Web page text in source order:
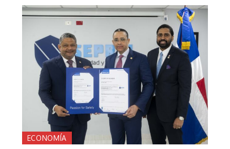
ECONOMÍA